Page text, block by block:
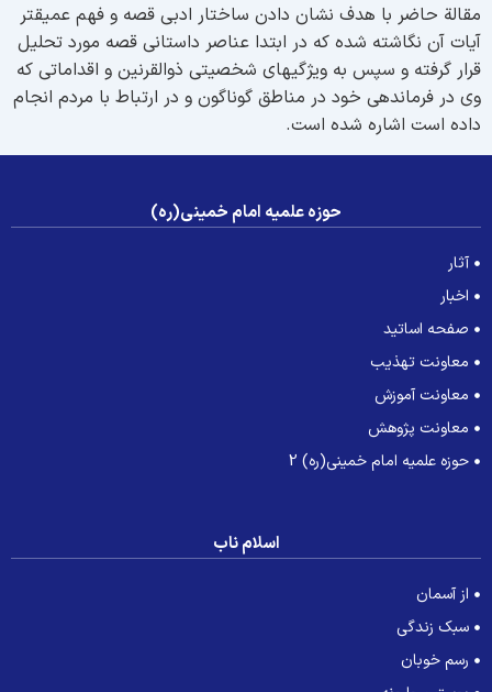
حاضر با هدف نشان دادن ساختار ادبی قصه و فهم عمیق­تر
آن نگاشته شده که در ابتدا عناصر داستانی قصه­ مورد تحلیل
گرفته و سپس به ویژگی­های شخصیتی ذوالقرنین و اقداماتی که
در فرماندهی خود در مناطق گوناگون و در ارتباط با مردم انجام
است اشاره شده است.
حوزه علمیه امام خمینی(ره)
آثار
اخبار
صفحه اساتید
معاونت تهذیب
معاونت آموزش
معاونت پژوهش
حوزه علمیه امام خمینی(ره) 2
اسلام ناب
از آسمان
سبک زندگی
رسم خوبان